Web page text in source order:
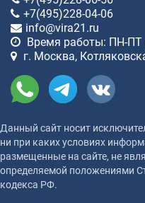
+7(495)228-04-06
info@vira21.ru
Время работы: ПН-ПТ
г. Москва,
Данный сайт носит
ни при каких условиях
размещенные на сайте, не
определяемой положениями
кодекса РФ.